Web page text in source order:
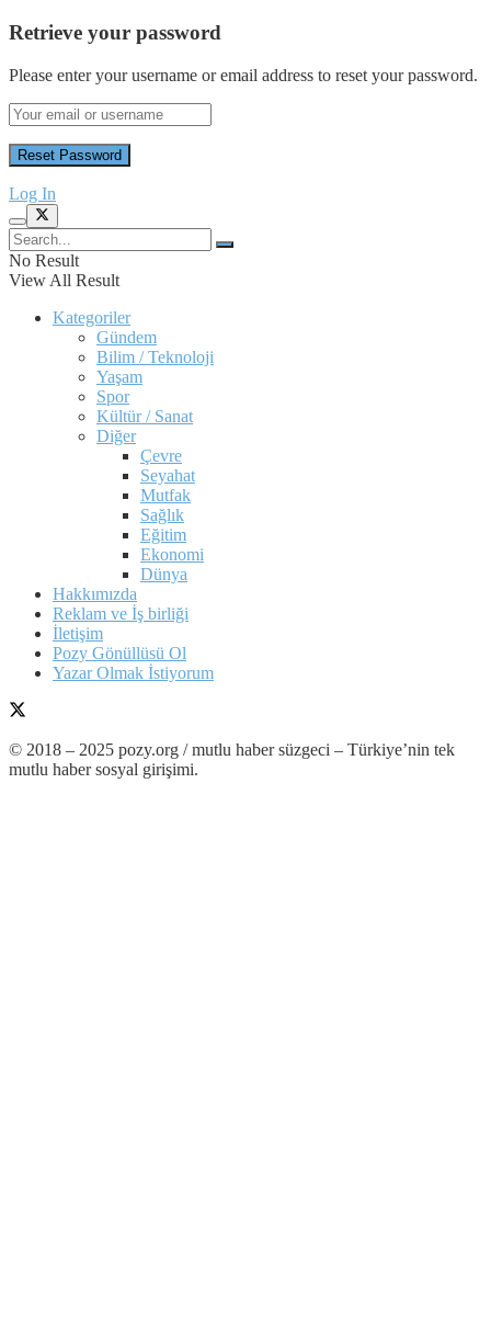
Retrieve your password
Please enter your username or email address to reset your password.
Log In
No Result
View All Result
Kategoriler
Gündem
Bilim / Teknoloji
Yaşam
Spor
Kültür / Sanat
Diğer
Çevre
Seyahat
Mutfak
Sağlık
Eğitim
Ekonomi
Dünya
Hakkımızda
Reklam ve İş birliği
İletişim
Pozy Gönüllüsü Ol
Yazar Olmak İstiyorum
© 2018 – 2025 pozy.org / mutlu haber süzgeci – Türkiye’nin tek
mutlu haber sosyal girişimi.